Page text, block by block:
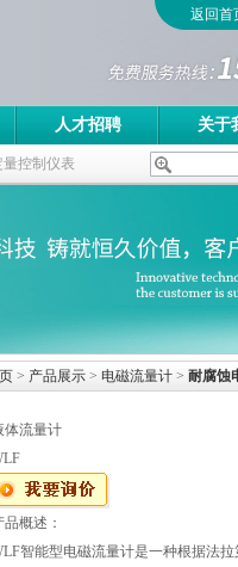
返回首
人才招聘 关于
量控制仪表
> 产品展示 > 电磁流量计 > 耐腐蚀
体流量计
品概述：
智能型电磁流量计是一种根据法拉